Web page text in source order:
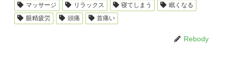
マッサージ
リラックス 寝てしまう
眠くなる
眼精疲労
頭痛 首痛い
Rebody